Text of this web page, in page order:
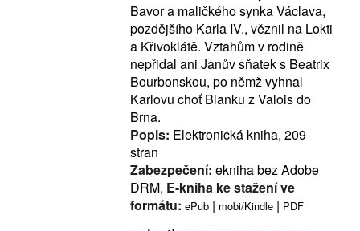
Bavor a maličkého synka Václava,
pozdějšího Karla IV., věznil na Lokti
a Křivoklátě. Vztahům v rodině
nepřidal ani Janův sňatek s Beatrix
Bourbonskou, po němž vyhnal
Karlovu choť Blanku z Valois do
Brna.
Popis: Elektronická kniha, 209
stran
Zabezpečení: ekniha bez Adobe
DRM, E-kniha ke stažení ve
formátu: ePub | mobi/Kindle | PDF